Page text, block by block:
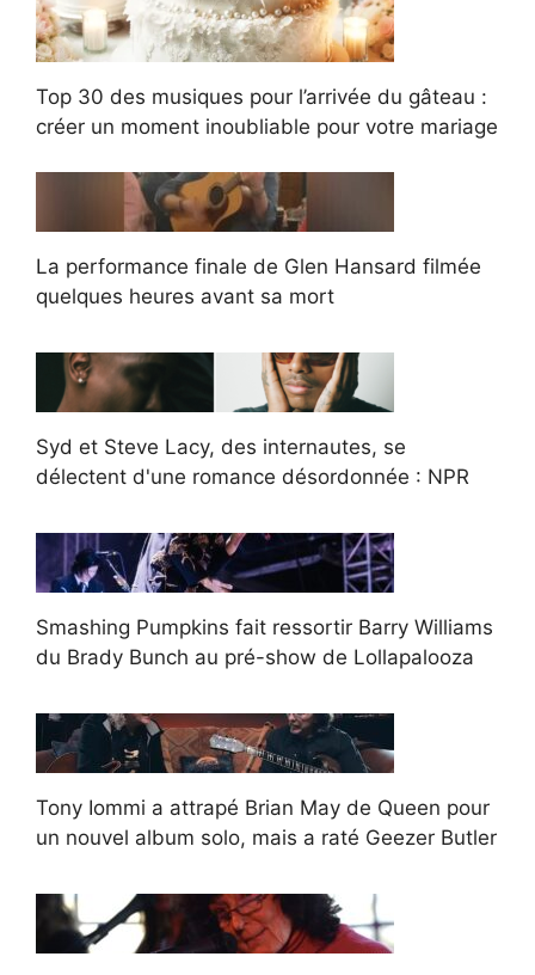
Top 30 des musiques pour l’arrivée du gâteau :
créer un moment inoubliable pour votre mariage
La performance finale de Glen Hansard filmée
quelques heures avant sa mort
Syd et Steve Lacy, des internautes, se
délectent d'une romance désordonnée : NPR
Smashing Pumpkins fait ressortir Barry Williams
du Brady Bunch au pré-show de Lollapalooza
Tony Iommi a attrapé Brian May de Queen pour
un nouvel album solo, mais a raté Geezer Butler